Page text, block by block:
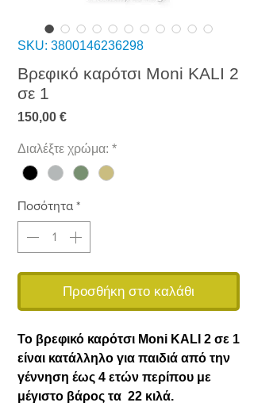
SKU: 3800146236298
Βρεφικό καρότσι Moni KALI 2
σε 1
150,00 €Τιμή
Διαλέξτε χρώμα: *
Ποσότητα *
Προσθήκη στο καλάθι
Το βρεφικό καρότσι Moni KALI 2 σε 1
είναι κατάλληλο για παιδιά από την
γέννηση έως 4 ετών περίπου με
μέγιστο βάρος τα 22 κιλά.